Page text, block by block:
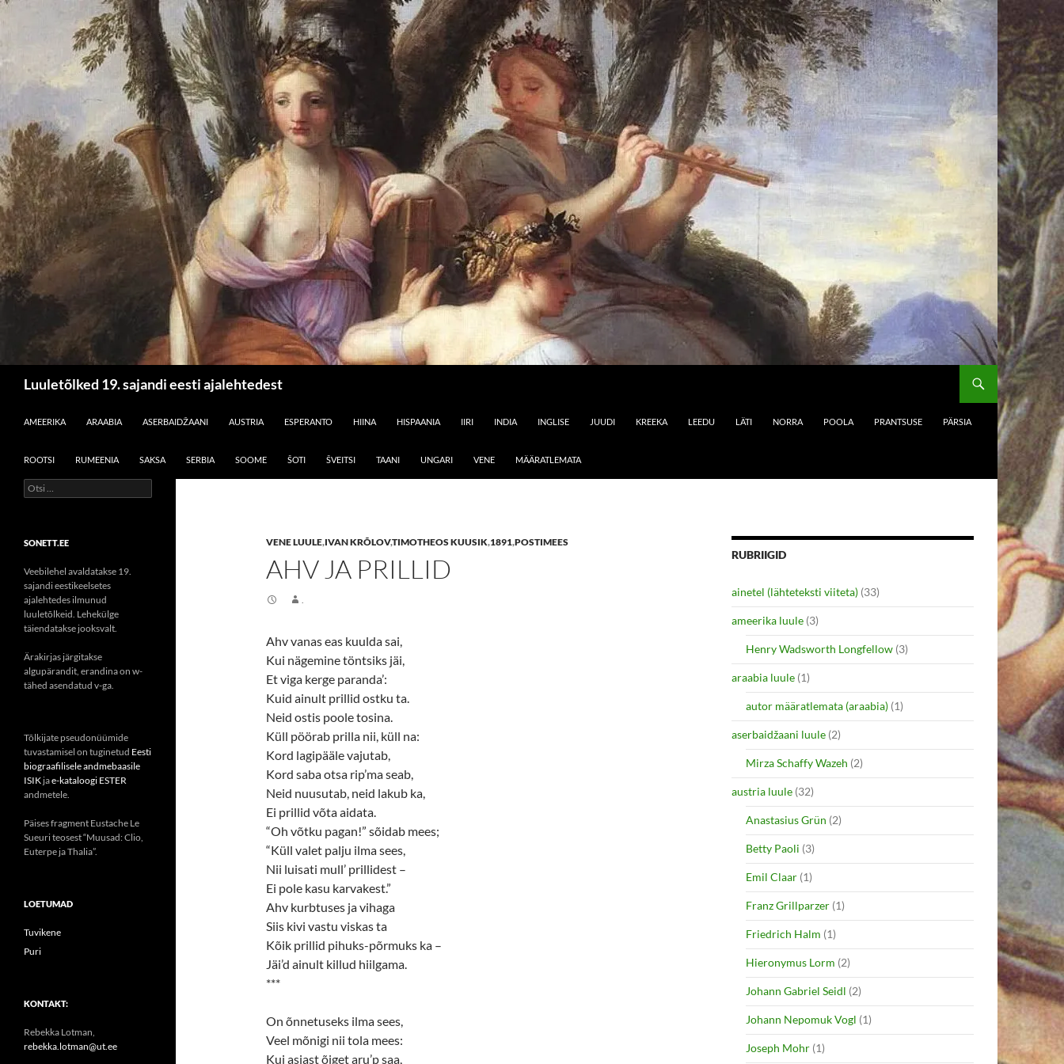
Luuletõlked 19. sajandi eesti ajalehtedest
AMEERIKA
ARAABIA ASERBAIDŽAANI AUSTRIA ESPERANTO HIINA HISPAANIA IIRI INDIA INGLISE JUUDI KREEKA LEEDU LÄTI NORRA POOLA PRANTSUSE PÄRSIA
ROOTSI RUMEENIA SAKSA SERBIA SOOME ŠOTI ŠVEITSI TAANI UNGARI VENE MÄÄRATLEMATA
VENE LUULE,IVAN KRÕLOV,TIMOTHEOS KUUSIK,1891,POSTIMEES
AHV JA PRILLID
.
Ahv vanas eas kuulda sai,
Kui nägemine töntsiks jäi,
Et viga kerge paranda’:
Kuid ainult prillid ostku ta.
Neid ostis poole tosina.
Küll pöörab prilla nii, küll na:
Kord lagipääle vajutab,
Kord saba otsa rip’ma seab,
Neid nuusutab, neid lakub ka,
Ei prillid võta aidata.
“Oh võtku pagan!” sõidab mees;
“Küll valet palju ilma sees,
Nii luisati mull’ prillidest –
Ei pole kasu karvakest.”
Ahv kurbtuses ja vihaga
Siis kivi vastu viskas ta
Kõik prillid pihuks-põrmuks ka –
Jäi’d ainult killud hiilgama.
***
On õnnetuseks ilma sees,
Veel mõnigi nii tola mees:
Kui asjast õiget aru’p saa,
RUBRIIGID
ainetel (lähteteksti viiteta) (33)
ameerika luule (3)
Henry Wadsworth Longfellow (3)
araabia luule (1)
autor määratlemata (araabia) (1)
aserbaidžaani luule (2)
Mirza Schaffy Wazeh (2)
austria luule (32)
Anastasius Grün (2)
Betty Paoli (3)
Emil Claar (1)
Franz Grillparzer (1)
Friedrich Halm (1)
Hieronymus Lorm (2)
Johann Gabriel Seidl (2)
Johann Nepomuk Vogl (1)
Joseph Mohr (1)
Otsi:
SONETT.EE
Veebilehel avaldatakse 19.
sajandi eestikeelsetes
ajalehtedes ilmunud
luuletõlkeid. Lehekülge
täiendatakse jooksvalt.
Ärakirjas järgitakse
algupärandit, erandina on w-
tähed asendatud v-ga.
Tõlkijate pseudonüümide
tuvastamisel on tuginetud Eesti
biograafilisele andmebaasile
ISIK jae-kataloogi ESTER
andmetele.
Päises fragment Eustache Le
Sueuri teosest “Muusad: Clio,
Euterpe ja Thalia”.
LOETUMAD
Tuvikene
Puri
KONTAKT:
Rebekka Lotman,
rebekka.lotman@ut.ee